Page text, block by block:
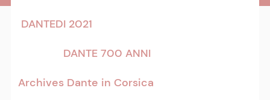
DANTEDI 2021
DANTE 700 ANNI
Archives Dante in Corsica